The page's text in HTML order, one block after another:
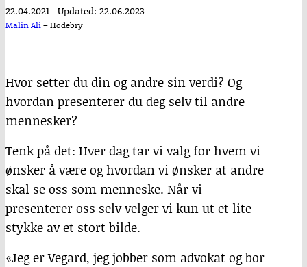
22.04.2021 Updated: 22.06.2023
Malin Ali–Hodebry
Hvor setter du din og andre sin verdi? Og
hvordan presenterer du deg selv til andre
mennesker?
Tenk på det: Hver dag tar vi valg for hvem vi
ønsker å være og hvordan vi ønsker at andre
skal se oss som menneske. Når vi
presenterer oss selv velger vi kun ut et lite
stykke av et stort bilde.
«Jeg er Vegard, jeg jobber som advokat og bor